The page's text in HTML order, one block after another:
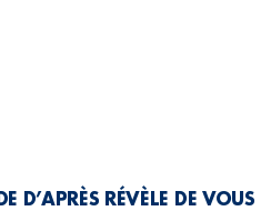
D’APRÈS RÉVÈLE DE VOUS